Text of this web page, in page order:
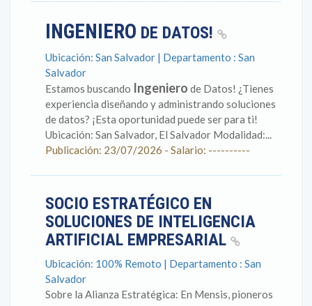
INGENIERO DE DATOS!
Ubicación: San Salvador | Departamento : San
Salvador
Estamos buscando Ingeniero de Datos! ¿Tienes
experiencia diseñando y administrando soluciones
de datos? ¡Esta oportunidad puede ser para ti!
Ubicación: San Salvador, El Salvador Modalidad:...
Publicación: 23/07/2026 - Salario: ----------
SOCIO ESTRATÉGICO EN
SOLUCIONES DE INTELIGENCIA
ARTIFICIAL EMPRESARIAL
Ubicación: 100% Remoto | Departamento : San
Salvador
Sobre la Alianza Estratégica: En Mensis, pioneros